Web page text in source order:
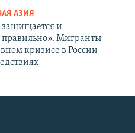
АЗИЯ
и
правильно». Мигранты
кризисе в России